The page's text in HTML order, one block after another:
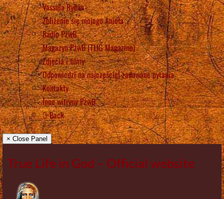
Vassula Rydén
Zbliżenie się mojego Anioła
Radio PżwB
Magazyn PżwB (TLIG Magazine)
Zdjęcia i filmy
Odpowiedzi na najczęściej zadawane pytania
Kontakty
Inne witryny PżwB
Back
× Close Panel
True Life in God – Official website